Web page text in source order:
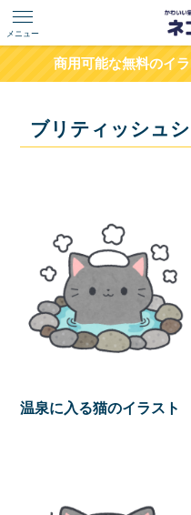
メニュー
商用可能な無料のイ
ブリティッシュ
温泉に入る猫のイラスト